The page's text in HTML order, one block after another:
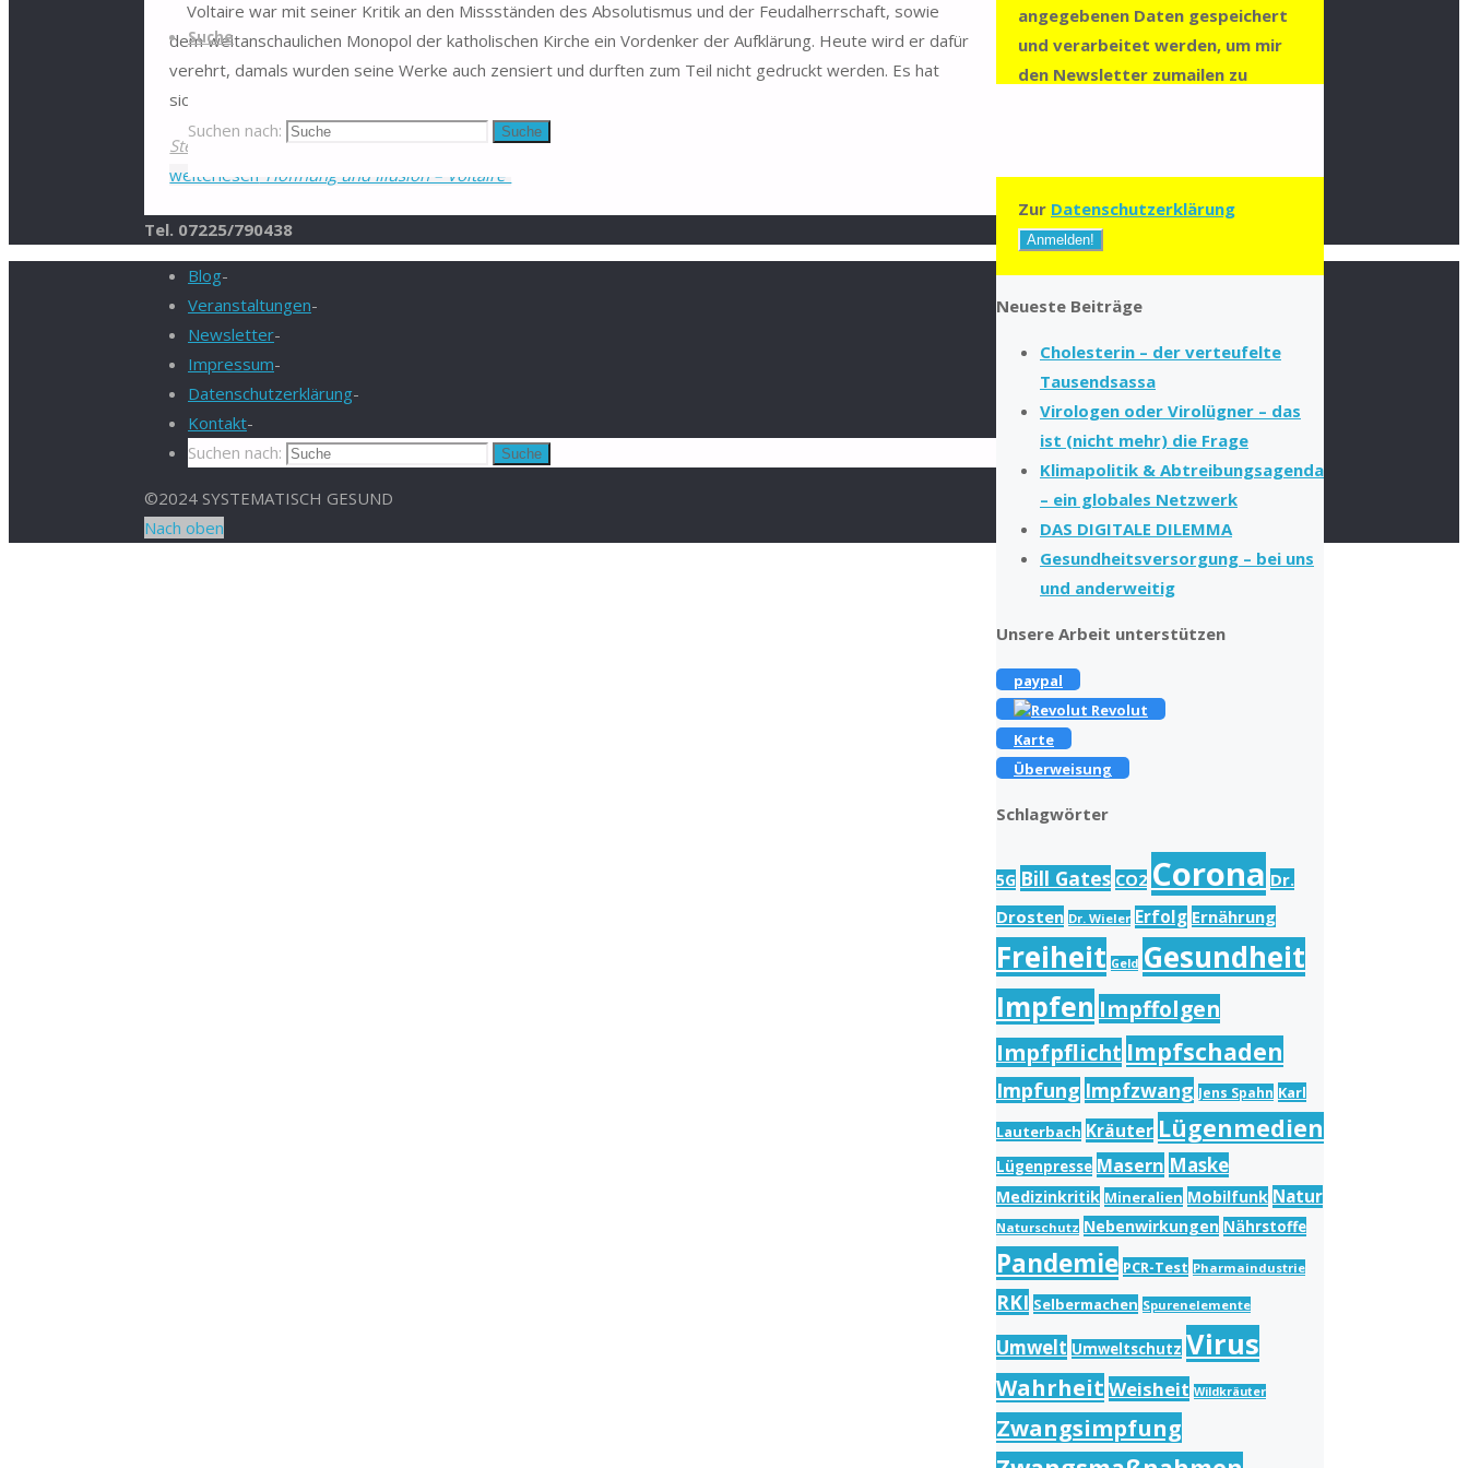
Suche
Suchen nach: Suche
Voltaire war mit seiner Kritik an den Missständen des Absolutismus und der Feudalherrschaft, sowie
dem weltanschaulichen Monopol der katholischen Kirche ein Vordenker der Aufklärung. Heute wird er dafür
verehrt, damals wurden seine Werke auch zensiert und durften zum Teil nicht gedruckt werden. Es hat
sich also in den …
Stefan 1. Januar 2020 Weisheiten
weiterlesen "Hoffnung und Illusion – Voltaire"
angegebenen Daten gespeichert
und verarbeitet werden, um mir
den Newsletter zumailen zu
Zur Datenschutzerklärung
Neueste Beiträge
Cholesterin – der verteufelte
Tausendsassa
Virologen oder Virolügner – das
ist (nicht mehr) die Frage
Klimapolitik & Abtreibungsagenda
– ein globales Netzwerk
DAS DIGITALE DILEMMA
Gesundheitsversorgung – bei uns
und anderweitig
Unsere Arbeit unterstützen
paypal
Revolut
Karte
Überweisung
Schlagwörter
5G Bill Gates CO2 Corona Dr.
Drosten Dr. Wieler Erfolg Ernährung
Freiheit Geld Gesundheit
Impfen Impffolgen
Impfpflicht Impfschaden
Impfung Impfzwang Jens Spahn Karl
Lauterbach Kräuter Lügenmedien
Lügenpresse Masern Maske
Medizinkritik Mineralien Mobilfunk Natur
Naturschutz Nebenwirkungen Nährstoffe
Pandemie PCR-Test Pharmaindustrie
RKI Selbermachen Spurenelemente
Umwelt Umweltschutz Virus
Wahrheit Weisheit Wildkräuter
Zwangsimpfung
Tel. 07225/790438
Blog-
Veranstaltungen-
Newsletter-
Impressum-
Datenschutzerklärung-
Kontakt-
Suchen nach:
Suche
©2024 SYSTEMATISCH GESUND
Nach oben